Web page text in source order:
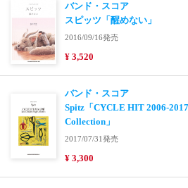
バンド・スコア
スピッツ「醒めない」
2016/09/16発売
¥ 3,520
バンド・スコア
Spitz「CYCLE HIT 2006-
Collection」
2017/07/31発売
¥ 3,300